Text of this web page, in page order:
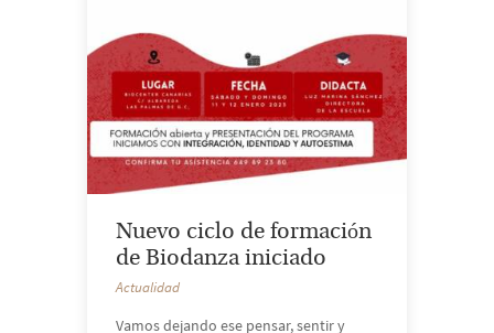
Nuevo ciclo de formación
de Biodanza iniciado
Actualidad
Vamos dejando ese pensar, sentir y